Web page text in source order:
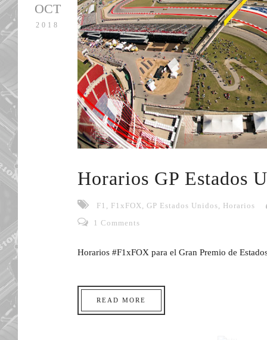
OCT
2018
Horarios GP Estados
F1 F1xFOX GP Estados Unidos
Horarios
1 Comments
Horarios #F1xFOX para el Gran Premio de
READ MORE